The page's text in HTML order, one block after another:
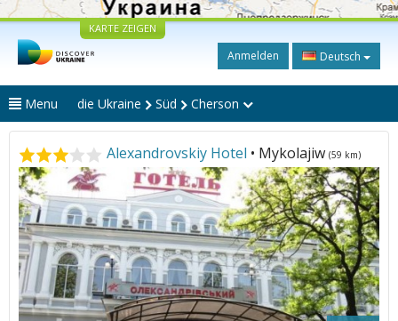
KARTE ZEIGEN
Anmelden Deutsch
Menu die Ukraine Süd Cherson
Alexandrovskiy Hotel • Mykolajiw (59 km)